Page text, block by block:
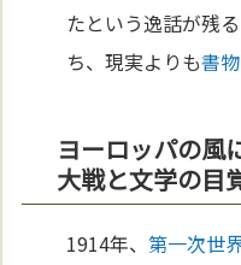
たという逸話が残
ち、現実よりも書物
ヨーロッパの
大戦と文学の目
1914年、第一次世